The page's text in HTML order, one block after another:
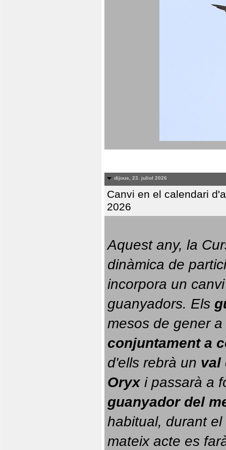
dijous, 23. juliol 2026
Canvi en el calendari
2026
Aquest any, la
dinàmica de
incorpora un
guanyadors. Els
conjuntament a
d'ells rebrà un val
Oryx i passarà a
guanyador del
habitual, durant el
mateix acte es